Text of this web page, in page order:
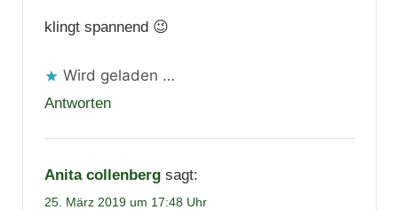
klingt spannend 😉
Wird geladen …
Antworten
Anita collenberg sagt:
25. März 2019 um 17:48 Uhr